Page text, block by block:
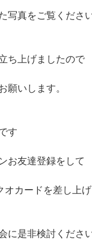
写真をご覧くださ
ち上げましたので
願いします。
す
お友達登録をして
オカードを差し上
に是非検討くださ